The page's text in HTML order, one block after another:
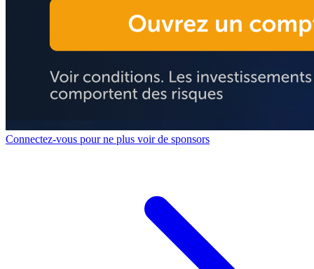
Connectez-vous pour ne plus voir de sponsors